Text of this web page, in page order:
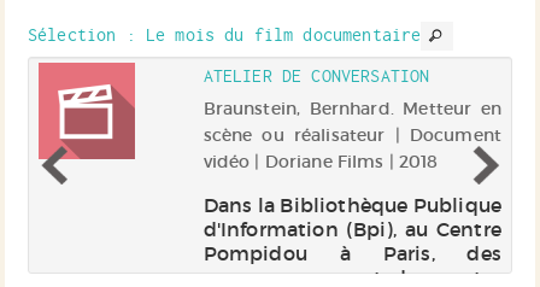
oiseaux au-dessus des mers et
des continents, d'un pôle à...
Sélection : Le mois du film documentaire
ATELIER DE CONVERSATION
Braunstein, Bernhard. Metteur en
scène ou réalisateur | Document
vidéo | Doriane Films | 2018
Dans la Bibliothèque Publique
d'Information (Bpi), au Centre
Pompidou à Paris, des
personnes venant des quatre